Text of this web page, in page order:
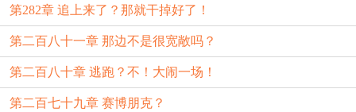
第282章 追上来了？那就干掉好了！
第二百八十一章 那边不是很宽敞吗？
第二百八十章 逃跑？不！大闹一场！
第二百七十九章 赛博朋克？